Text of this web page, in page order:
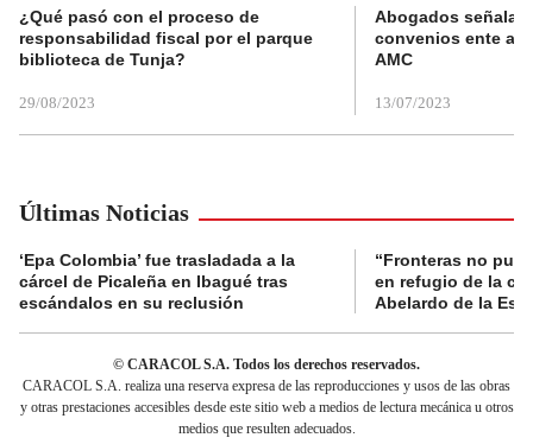
¿Qué pasó con el proceso de
responsabilidad fiscal por el parque
biblioteca de Tunja?
29/08/2023
Abogados
convenios ente
AMC
13/07/2023
Últimas Noticias
‘Epa Colombia’ fue trasladada a la
cárcel de Picaleña en Ibagué tras
escándalos en su reclusión
“Fronteras no
en refugio de la
Abelardo de la
© CARACOL S.A. Todos los derechos reservados.
CARACOL S.A. realiza una reserva expresa de las reproducciones y usos de las obras
y otras prestaciones accesibles desde este sitio web a medios de lectura mecánica u otros
medios que resulten adecuados.